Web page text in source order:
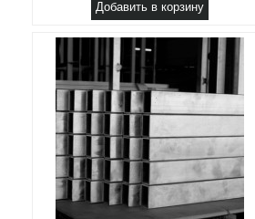
Добавить в корзину